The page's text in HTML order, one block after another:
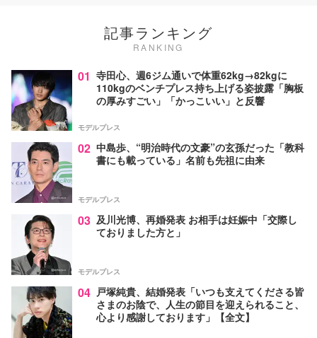
記事ランキング
RANKING
01 寺田心、週6ジム通いで体重62kg→82kgに
110kgのベンチプレス持ち上げる姿披露「胸板
の厚みすごい」「かっこいい」と反響
モデルプレス
02 中島歩、“明治時代の文豪”の玄孫だった「教科
書にも載っている」名前も先祖に由来
モデルプレス
03 及川光博、再婚発表 お相手は妊娠中「交際し
ておりました方と」
モデルプレス
04 戸塚純貴、結婚発表「いつも支えてくださる皆
さまのお陰で、人生の節目を迎えられること、
心より感謝しております」【全文】